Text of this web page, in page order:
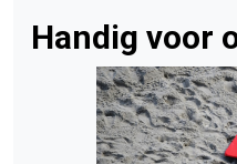
Handig voor